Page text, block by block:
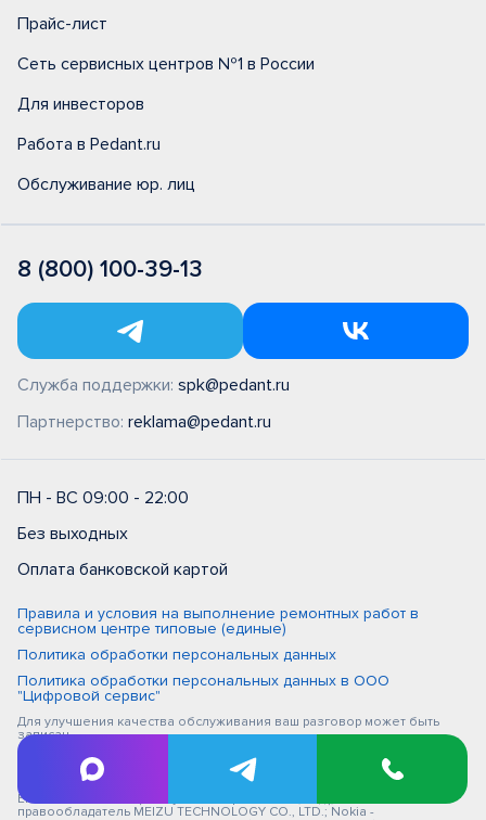
Прайс-лист
Сеть сервисных центров №1 в России
Для инвесторов
Работа в Pedant.ru
Обслуживание юр. лиц
8 (800) 100-39-13
Служба поддержки: spk@pedant.ru
Партнерство: reklama@pedant.ru
ПН - ВС 09:00 - 22:00
Без выходных
Оплата банковской картой
Правила и условия на выполнение ремонтных работ в
сервисном центре типовые (единые)
Политика обработки персональных данных
Политика обработки персональных данных в ООО
"Цифровой сервис"
Для улучшения качества обслуживания ваш разговор может быть
записан
iPhone, Macbook, iPad - правообладатель Apple Inc. (Эпл Инк.); Huawei и
Honor - правообладатель HUAWEI TECHNOLOGIES CO., LTD. (ХУАВЕЙ
ТЕКНОЛОДЖИС КО., ЛТД.); Samsung – правообладатель Samsung
Electronics Co. Ltd. (Самсунг Электроникс Ко., Лтд.); MEIZU -
правообладатель MEIZU TECHNOLOGY CO., LTD.; Nokia -